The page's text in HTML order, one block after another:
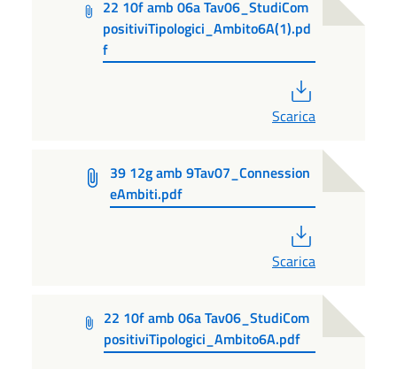
22 10f amb 06a Tav06_StudiCom
positiviTipologici_Ambito6A(1).pd
f
Scarica
39 12g amb 9Tav07_Connession
eAmbiti.pdf
Scarica
22 10f amb 06a Tav06_StudiCom
positiviTipologici_Ambito6A.pdf